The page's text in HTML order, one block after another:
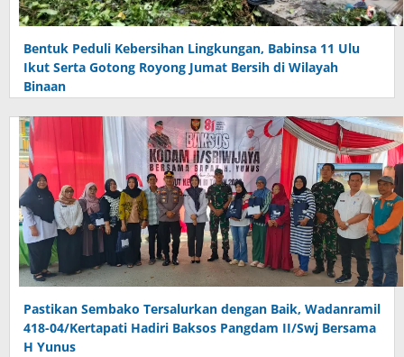
Bentuk Peduli Kebersihan Lingkungan, Babinsa 11 Ulu
Ikut Serta Gotong Royong Jumat Bersih di Wilayah
Binaan
Pastikan Sembako Tersalurkan dengan Baik, Wadanramil
418-04/Kertapati Hadiri Baksos Pangdam II/Swj Bersama
H Yunus